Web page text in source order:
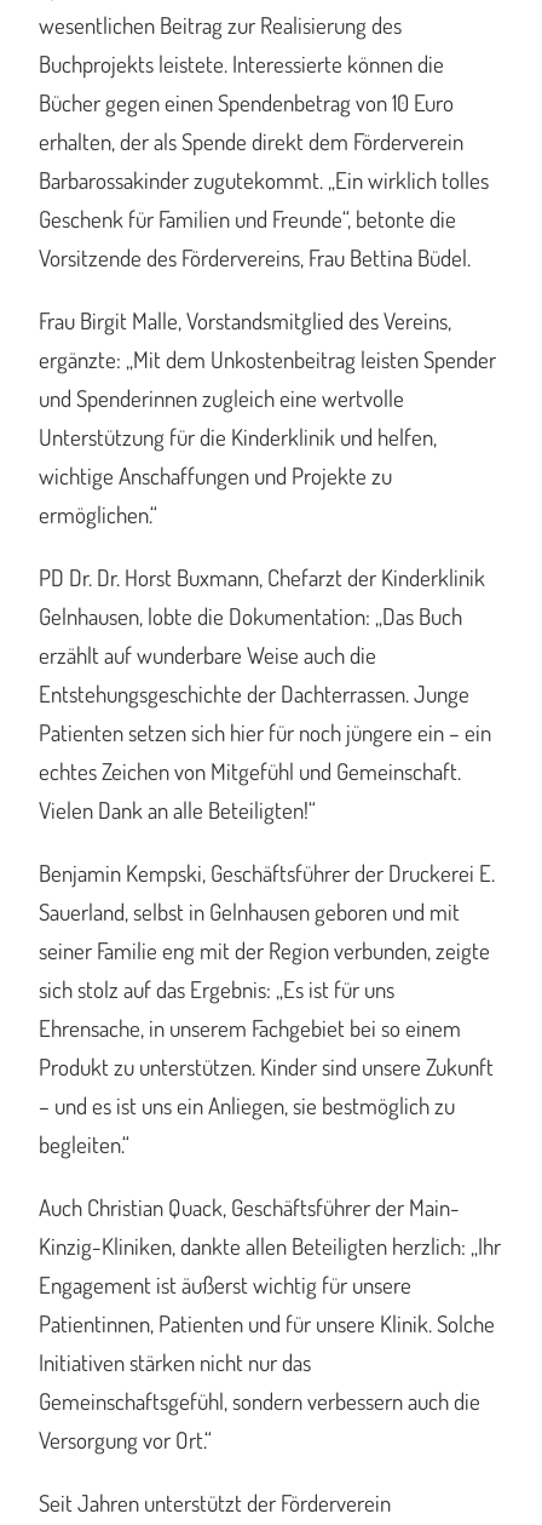
wesentlichen Beitrag zur Realisierung des
Buchprojekts leistete. Interessierte können die
Bücher gegen einen Spendenbetrag von 10 Euro
erhalten, der als Spende direkt dem Förderverein
Barbarossakinder zugutekommt. „Ein wirklich tolles
Geschenk für Familien und Freunde“, betonte die
Vorsitzende des Fördervereins, Frau Bettina Büdel.
Frau Birgit Malle, Vorstandsmitglied des Vereins,
ergänzte: „Mit dem Unkostenbeitrag leisten Spender
und Spenderinnen zugleich eine wertvolle
Unterstützung für die Kinderklinik und helfen,
wichtige Anschaffungen und Projekte zu
ermöglichen.“
PD Dr. Dr. Horst Buxmann, Chefarzt der Kinderklinik
Gelnhausen, lobte die Dokumentation: „Das Buch
erzählt auf wunderbare Weise auch die
Entstehungsgeschichte der Dachterrassen. Junge
Patienten setzen sich hier für noch jüngere ein – ein
echtes Zeichen von Mitgefühl und Gemeinschaft.
Vielen Dank an alle Beteiligten!“
Benjamin Kempski, Geschäftsführer der Druckerei E.
Sauerland, selbst in Gelnhausen geboren und mit
seiner Familie eng mit der Region verbunden, zeigte
sich stolz auf das Ergebnis: „Es ist für uns
Ehrensache, in unserem Fachgebiet bei so einem
Produkt zu unterstützen. Kinder sind unsere Zukunft
– und es ist uns ein Anliegen, sie bestmöglich zu
begleiten.“
Auch Christian Quack, Geschäftsführer der Main-
Kinzig-Kliniken, dankte allen Beteiligten herzlich: „Ihr
Engagement ist äußerst wichtig für unsere
Patientinnen, Patienten und für unsere Klinik. Solche
Initiativen stärken nicht nur das
Gemeinschaftsgefühl, sondern verbessern auch die
Versorgung vor Ort.“
Seit Jahren unterstützt der Förderverein